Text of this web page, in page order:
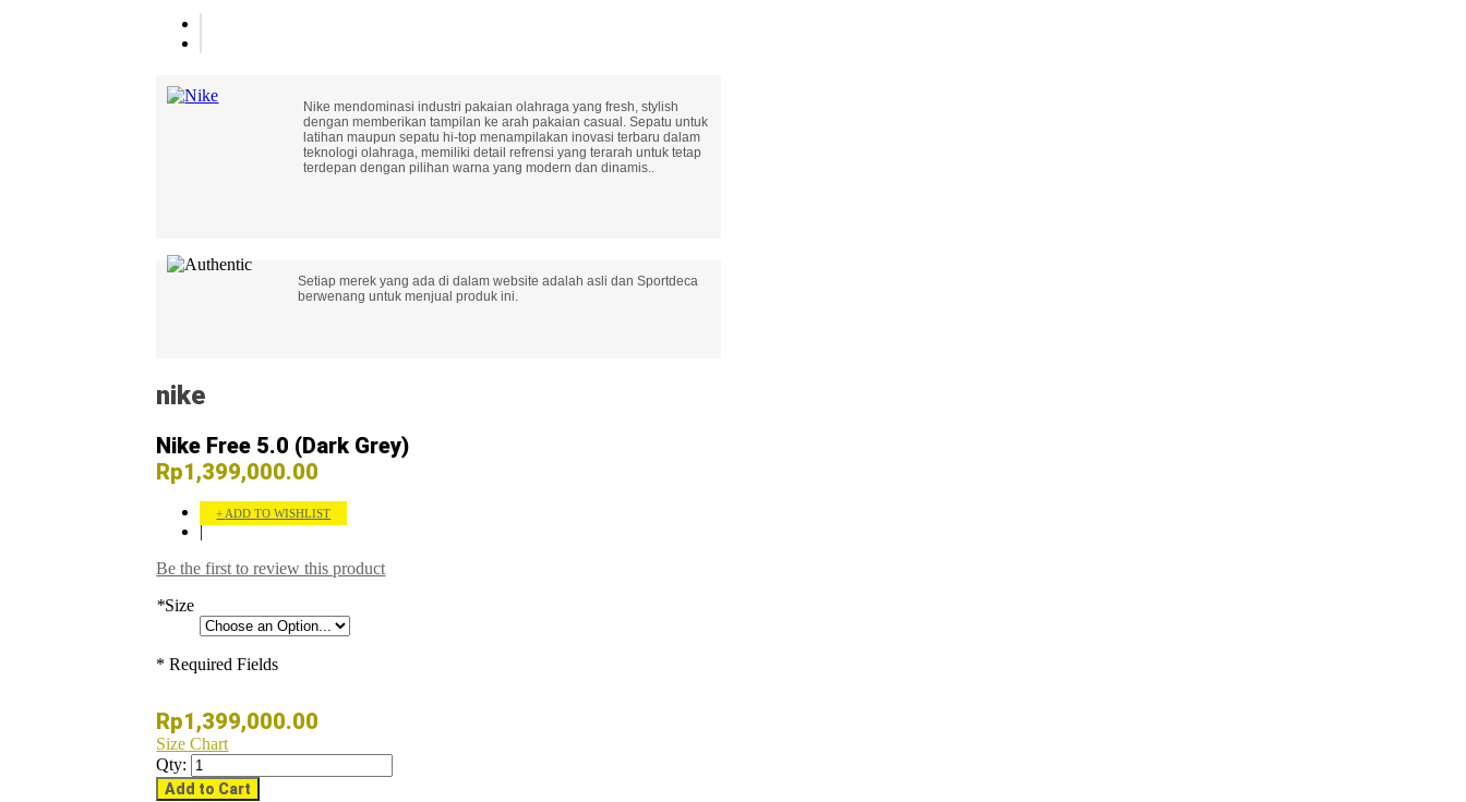
Nike mendominasi industri pakaian olahraga yang fresh, stylish
dengan memberikan tampilan ke arah pakaian casual. Sepatu untuk
latihan maupun sepatu hi-top menampilakan inovasi terbaru dalam
teknologi olahraga, memiliki detail refrensi yang terarah untuk tetap
terdepan dengan pilihan warna yang modern dan dinamis..
Setiap merek yang ada di dalam website adalah asli dan Sportdeca
berwenang untuk menjual produk ini.
nike
Nike Free 5.0 (Dark Grey)
Rp1,399,000.00
ADD TO WISHLIST
|
Be the first to review this product
*Size
* Required Fields
Rp1,399,000.00
Size Chart
Qty:
Add to Cart